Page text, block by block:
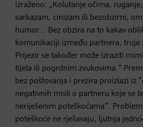
izraženo: „Kolutanje očima,
sarkazam, cinizam ili bezobzirni,
humor... Bez obzira na to kakav
komunikaciji između partnera, truje
Prijezir se također može izraziti
tijela ili pogrdnim zvukovima.”
bez poštovanja i prezira proizlazi iz
negativnih misli o partneru koje se
neriješenim poteškoćama”.
poteškoće ne rješavaju, ljutnja